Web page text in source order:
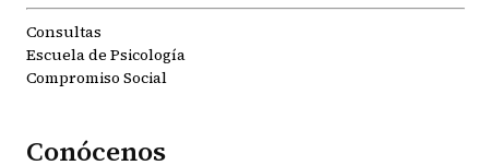
Consultas
Escuela de Psicología
Compromiso Social
Conócenos